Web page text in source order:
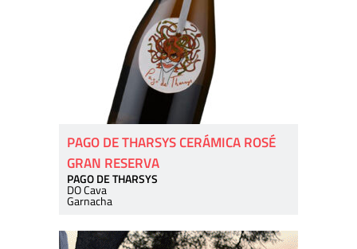
PAGO DE THARSYS CERÁMICA ROSÉ
GRAN RESERVA
PAGO DE THARSYS
DO Cava
Garnacha